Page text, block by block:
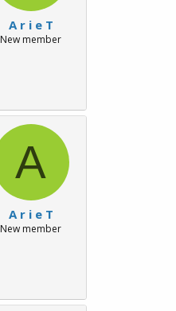
A r i e T
New member
A
A r i e T
New member